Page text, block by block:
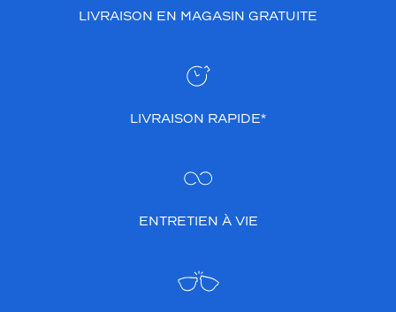
LIVRAISON EN MAGASIN GRATUITE
LIVRAISON RAPIDE*
ENTRETIEN À VIE